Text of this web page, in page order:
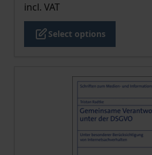
incl. VAT
Select options